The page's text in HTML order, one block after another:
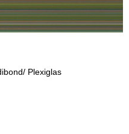
Plexiglas